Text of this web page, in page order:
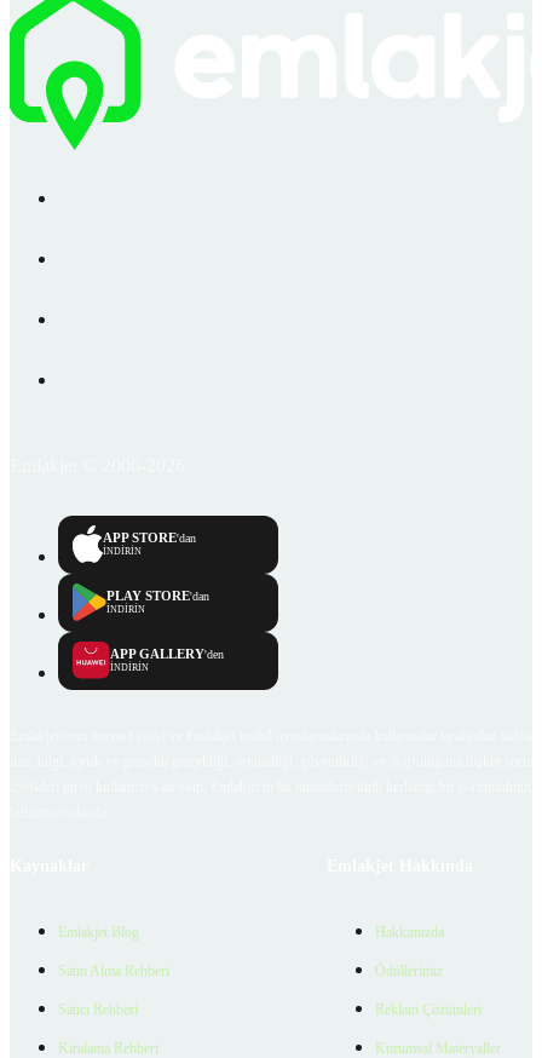
APP STORE'dan
İNDİRİN
PLAY STORE'dan
İNDİRİN
APP GALLERY'den
İNDİRİN
Emlakjet Blog
Satın Alma Rehberi
Satıcı Rehberi
Kiralama Rehberi
Hakkımızda
Ödüllerimiz
Reklam Çözümleri
Kurumsal Materyaller